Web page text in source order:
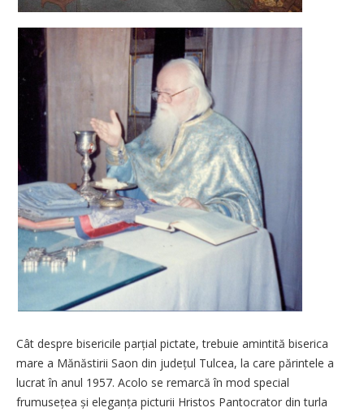
Cât despre bisericile parțial pictate, trebuie amintită biserica
mare a Mănăstirii Saon din județul Tulcea, la care părintele a
lucrat în anul 1957. Acolo se remarcă în mod special
frumusețea și eleganța picturii Hristos Pantocrator din turla